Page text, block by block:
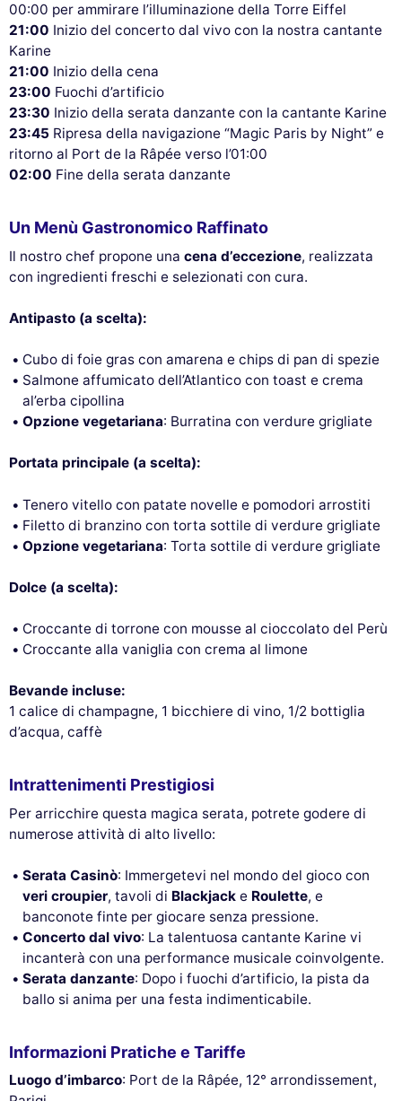
00:00 per ammirare l’illuminazione della Torre Eiffel
21:00 Inizio del concerto dal vivo con la nostra cantante
Karine
21:00 Inizio della cena
23:00 Fuochi d’artificio
23:30 Inizio della serata danzante con la cantante Karine
23:45 Ripresa della navigazione “Magic Paris by Night” e
ritorno al Port de la Râpée verso l’01:00
02:00 Fine della serata danzante
Un Menù Gastronomico Raffinato
Il nostro chef propone una cena d’eccezione, realizzata
con ingredienti freschi e selezionati con cura.
Antipasto (a scelta):
Cubo di foie gras con amarena e chips di pan di spezie
Salmone affumicato dell’Atlantico con toast e crema
al’erba cipollina
Opzione vegetariana: Burratina con verdure grigliate
Portata principale (a scelta):
Tenero vitello con patate novelle e pomodori arrostiti
Filetto di branzino con torta sottile di verdure grigliate
Opzione vegetariana: Torta sottile di verdure grigliate
Dolce (a scelta):
Croccante di torrone con mousse al cioccolato del Perù
Croccante alla vaniglia con crema al limone
Bevande incluse:
1 calice di champagne, 1 bicchiere di vino, 1/2 bottiglia
d’acqua, caffè
Intrattenimenti Prestigiosi
Per arricchire questa magica serata, potrete godere di
numerose attività di alto livello:
Serata Casinò: Immergetevi nel mondo del gioco con
veri croupier, tavoli di Blackjack e Roulette, e
banconote finte per giocare senza pressione.
Concerto dal vivo: La talentuosa cantante Karine vi
incanterà con una performance musicale coinvolgente.
Serata danzante: Dopo i fuochi d’artificio, la pista da
ballo si anima per una festa indimenticabile.
Informazioni Pratiche e Tariffe
Luogo d’imbarco: Port de la Râpée, 12° arrondissement,